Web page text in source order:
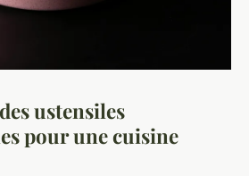
ustensiles
pour une cuisine